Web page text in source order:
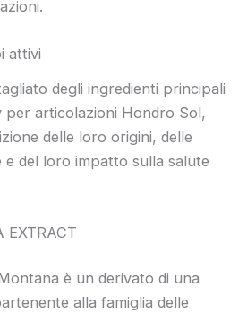
attivi
degli ingredienti principali
per articolazioni Hondro Sol,
delle loro origini, delle
del loro impatto sulla salute
EXTRACT
è un derivato di una
alla famiglia delle